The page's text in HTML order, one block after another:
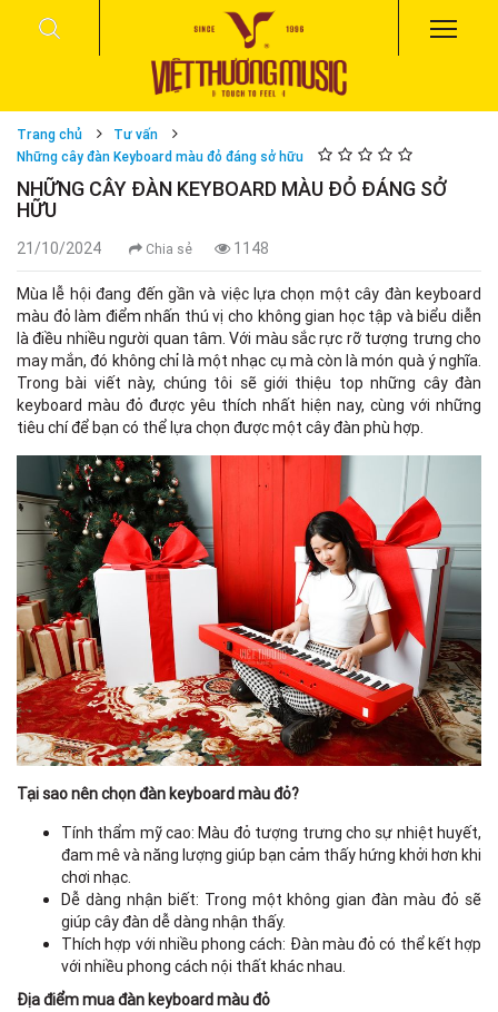
Trang chủ
Tư vấn
Những cây đàn Keyboard màu đỏ đáng sở hữu
NHỮNG CÂY ĐÀN KEYBOARD MÀU ĐỎ ĐÁNG SỞ
HỮU
21/10/2024 Chia sẻ 1148
Mùa lễ hội đang đến gần và việc lựa chọn một cây đàn keyboard
màu đỏ làm điểm nhấn thú vị cho không gian học tập và biểu diễn
là điều nhiều người quan tâm. Với màu sắc rực rỡ tượng trưng cho
may mắn, đó không chỉ là một nhạc cụ mà còn là món quà ý nghĩa.
Trong bài viết này, chúng tôi sẽ giới thiệu top những cây đàn
keyboard màu đỏ được yêu thích nhất hiện nay, cùng với những
tiêu chí để bạn có thể lựa chọn được một cây đàn phù hợp.
Tại sao nên chọn đàn keyboard màu đỏ?
Tính thẩm mỹ cao: Màu đỏ tượng trưng cho sự nhiệt huyết,
đam mê và năng lượng giúp bạn cảm thấy hứng khởi hơn khi
chơi nhạc.
Dễ dàng nhận biết: Trong một không gian đàn màu đỏ sẽ
giúp cây đàn dễ dàng nhận thấy.
Thích hợp với nhiều phong cách: Đàn màu đỏ có thể kết hợp
với nhiều phong cách nội thất khác nhau.
Địa điểm mua đàn keyboard màu đỏ